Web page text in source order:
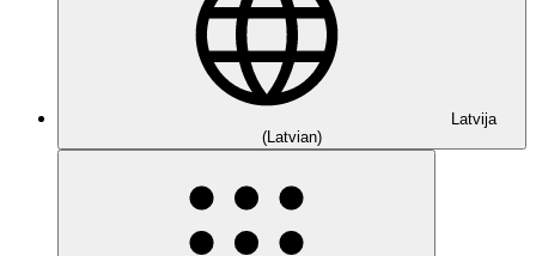
Latvija
(Latvian)